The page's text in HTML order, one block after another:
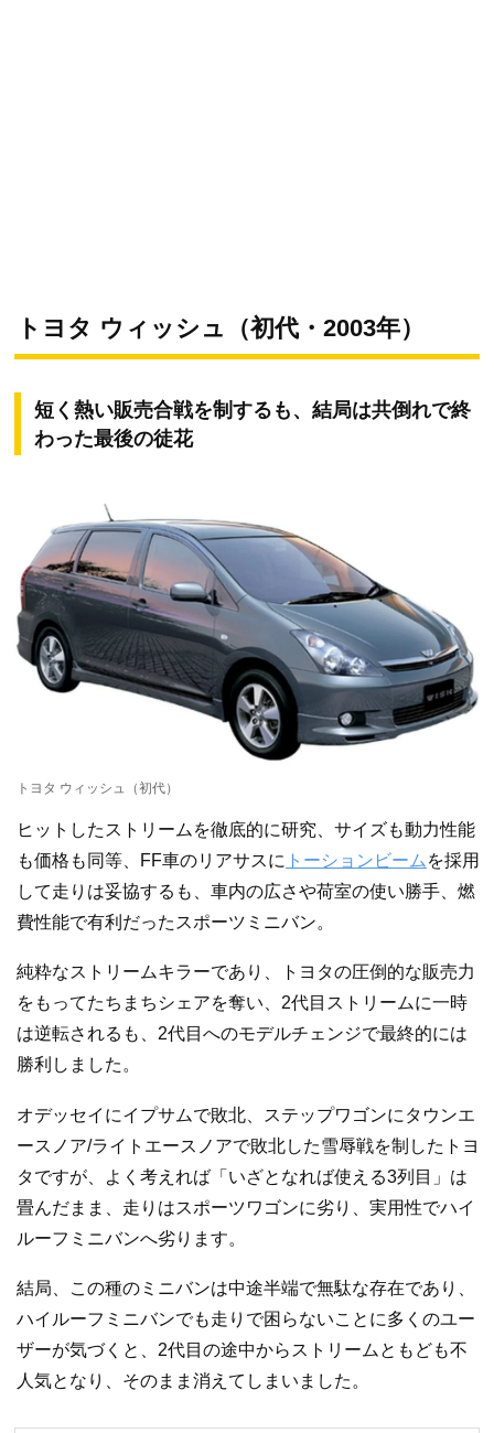
トヨタ ウィッシュ（初代・2003年）
短く熱い販売合戦を制するも、結局は共倒れで終
わった最後の徒花
トヨタ ウィッシュ（初代）
ヒットしたストリームを徹底的に研究、サイズも動力性能
も価格も同等、FF車のリアサスに トーションビーム を採用
して走りは妥協するも、車内の広さや荷室の使い勝手、燃
費性能で有利だったスポーツミニバン。
純粋なストリームキラーであり、トヨタの圧倒的な販売力
をもってたちまちシェアを奪い、2代目ストリームに一時
は逆転されるも、2代目へのモデルチェンジで最終的には
勝利しました。
オデッセイにイプサムで敗北、ステップワゴンにタウンエ
ースノア/ライトエースノアで敗北した雪辱戦を制したトヨ
タですが、よく考えれば「いざとなれば使える3列目」は
畳んだまま、走りはスポーツワゴンに劣り、実用性でハイ
ルーフミニバンへ劣ります。
結局、この種のミニバンは中途半端で無駄な存在であり、
ハイルーフミニバンでも走りで困らないことに多くのユー
ザーが気づくと、2代目の途中からストリームともども不
人気となり、そのまま消えてしまいました。